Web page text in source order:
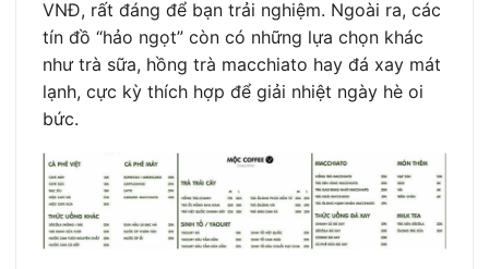
VNĐ, rất đáng để bạn trải nghiệm. Ngoài ra, các
tín đồ “hảo ngọt” còn có những lựa chọn khác
như trà sữa, hồng trà macchiato hay đá xay mát
lạnh, cực kỳ thích hợp để giải nhiệt ngày hè oi
bức.